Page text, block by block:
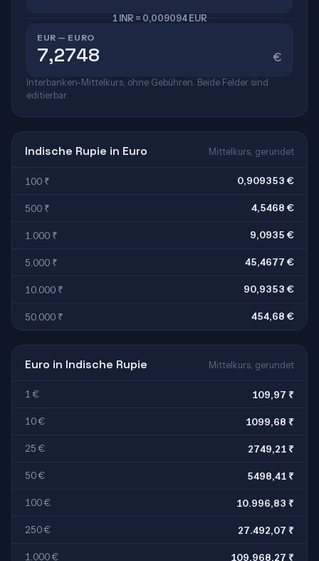
1 INR = 0,009094 EUR
EUR — EURO
€
Interbanken-Mittelkurs, ohne Gebühren. Beide Felder sind
editierbar.
Indische Rupie in Euro Mittelkurs, gerundet
100 ₹ 0,909353 €
500 ₹ 4,5468 €
1.000 ₹ 9,0935 €
5.000 ₹ 45,4677 €
10.000 ₹ 90,9353 €
50.000 ₹ 454,68 €
Euro in Indische Rupie Mittelkurs, gerundet
1 € 109,97 ₹
10 € 1099,68 ₹
25 € 2749,21 ₹
50 € 5498,41 ₹
100 € 10.996,83 ₹
250 € 27.492,07 ₹
1.000 € 109.968,27 ₹